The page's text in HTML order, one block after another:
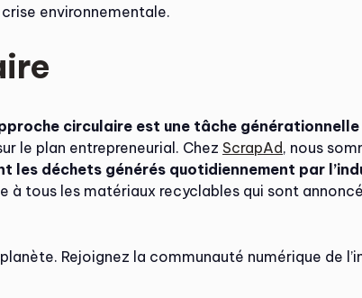
environnementale.
circulaire est une tâche
le plan entrepreneurial. Chez ScrapAd, nous
déchets générés quotidiennement par
à tous les matériaux recyclables qui sont
Rejoignez la communauté numérique de